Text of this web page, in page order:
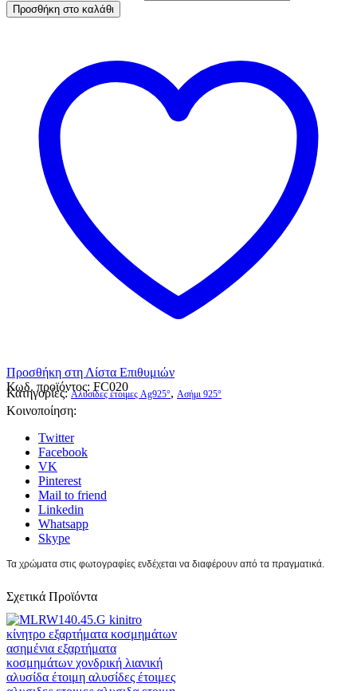
Προσθήκη στο καλάθι
Προσθήκη στη Λίστα Επιθυμιών
Κωδ. προϊόντος: FC020
Κατηγορίες:Αλυσίδες έτοιμες Ag925°, Ασήμι 925°
Κοινοποίηση:
Twitter
Facebook
VK
Pinterest
Mail to friend
Linkedin
Whatsapp
Skype
Τα χρώματα στις φωτογραφίες ενδέχεται να διαφέρουν από τα πραγματικά.
Σχετικά Προϊόντα